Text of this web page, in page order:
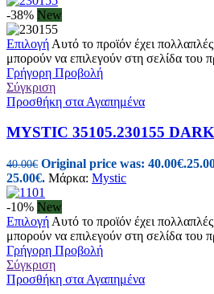
-38% New
Επιλογή Αυτό το προϊόν έχει
μπορούν να επιλεγούν στη σελίδα του
Γρήγορη Προβολή
Σύγκριση
Προσθήκη στα Αγαπημένα
MYSTIC 35105.230155
40.00€ Original price was: 40.00€.
25.00€. Μάρκα: Mystic
-10% New
Επιλογή Αυτό το προϊόν έχει
μπορούν να επιλεγούν στη σελίδα του
Γρήγορη Προβολή
Σύγκριση
Προσθήκη στα Αγαπημένα